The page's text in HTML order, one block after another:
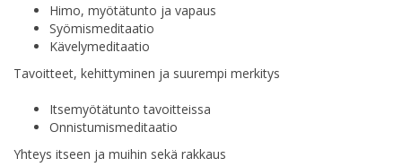
Himo, myötätunto ja vapaus
Syömismeditaatio
Kävelymeditaatio
Tavoitteet, kehittyminen ja suurempi merkitys
Itsemyötätunto tavoitteissa
Onnistumismeditaatio
Yhteys itseen ja muihin sekä rakkaus